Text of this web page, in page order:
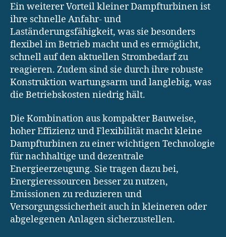
Ein weiterer Vorteil kleiner Dampfturbinen ist
ihre schnelle Anfahr- und
Laständerungsfähigkeit, was sie besonders
flexibel im Betrieb macht und es ermöglicht,
schnell auf den aktuellen Strombedarf zu
reagieren. Zudem sind sie durch ihre robuste
Konstruktion wartungsarm und langlebig, was
die Betriebskosten niedrig hält.
Die Kombination aus kompakter Bauweise,
hoher Effizienz und Flexibilität macht kleine
Dampfturbinen zu einer wichtigen Technologie
für nachhaltige und dezentrale
Energieerzeugung. Sie tragen dazu bei,
Energieressourcen besser zu nutzen,
Emissionen zu reduzieren und
Versorgungssicherheit auch in kleineren oder
abgelegenen Anlagen sicherzustellen.